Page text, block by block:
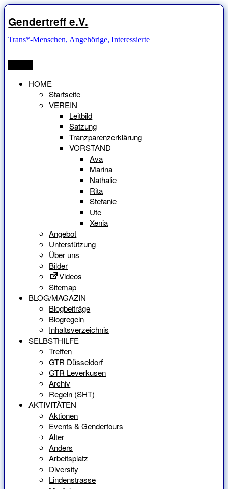
Zum
Inhalt
springen
Gendertreff e.V.
Trans*-Menschen, Angehörige, Interessierte
HOME
Startseite
VEREIN
Leitbild
Satzung
Tranzparenzerklärung
VORSTAND
Ava
Marina
Nathalie
Rita
Stefanie
Ute
Xenia
Angebot
Unterstützung
Über uns
Bilder
Videos
Sitemap
BLOG/MAGAZIN
Blogbeiträge
Blogregeln
Inhaltsverzeichnis
SELBSTHILFE
Treffen
GTR Düsseldorf
GTR Leverkusen
Archiv
Regeln (SHT)
AKTIVITÄTEN
Aktionen
Events & Gendertours
Alter
Anders
Arbeitsplatz
Diversity
Lindenstrasse